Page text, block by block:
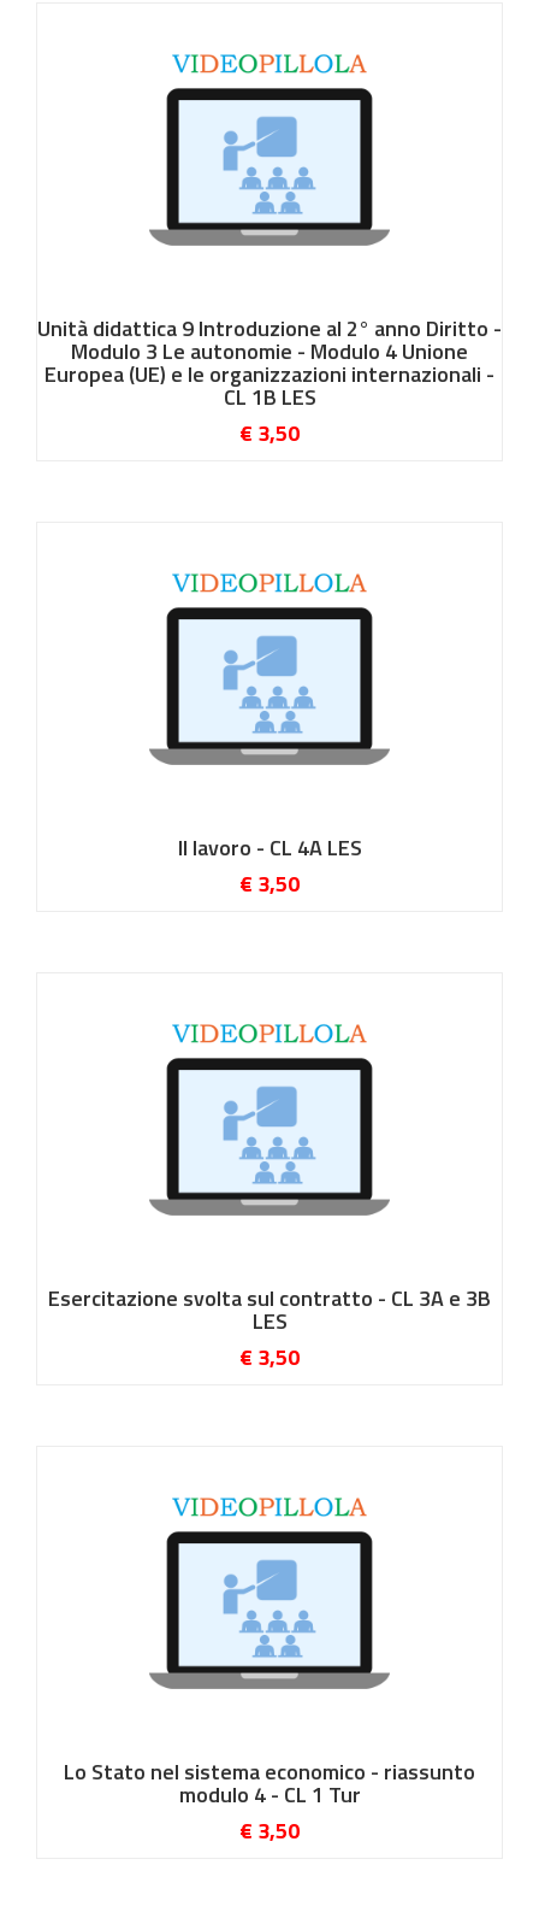
Unità didattica 9 Introduzione al 2° anno Diritto -
Modulo 3 Le autonomie - Modulo 4 Unione
Europea (UE) e le organizzazioni internazionali -
CL 1B LES
€ 3,50
Il lavoro - CL 4A LES
€ 3,50
Esercitazione svolta sul contratto - CL 3A e 3B
LES
€ 3,50
Lo Stato nel sistema economico - riassunto
modulo 4 - CL 1 Tur
€ 3,50